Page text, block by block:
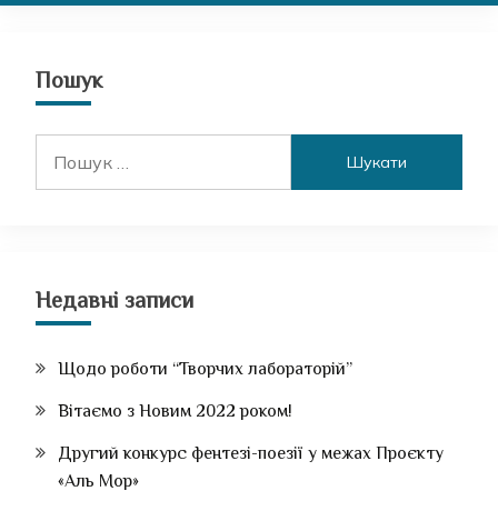
Пошук
Недавні записи
Щодо роботи “Творчих лабораторій”
Вітаємо з Новим 2022 роком!
Другий конкурс фентезі-поезії у межах Проєкту
«Аль Мор»